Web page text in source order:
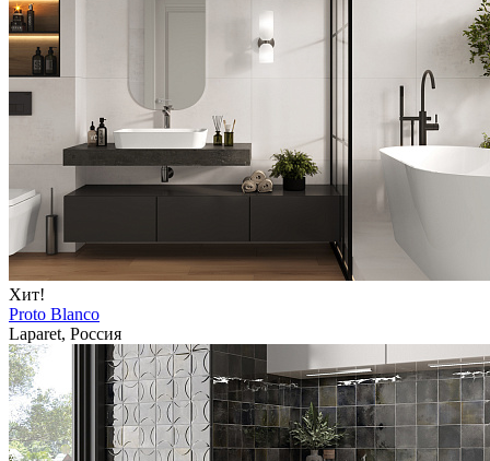
Хит!
Proto Blanco
Laparet, Россия